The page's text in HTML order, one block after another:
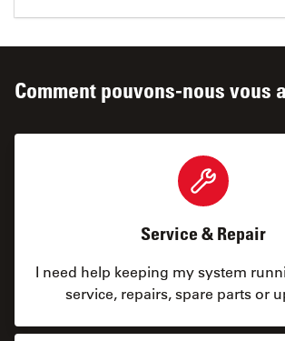
Comment pouvons-nous vous
Service & Repair
I need help keeping my system
service, repairs, spare parts or